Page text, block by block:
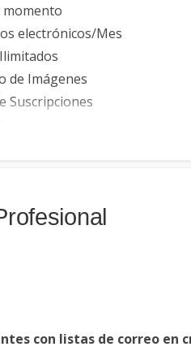
momento
electrónicos/Mes
de Imágenes
Suscripciones
y más
con listas de correo en